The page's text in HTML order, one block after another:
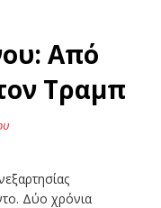
Από
Τραμπ
Δύο χρόνια